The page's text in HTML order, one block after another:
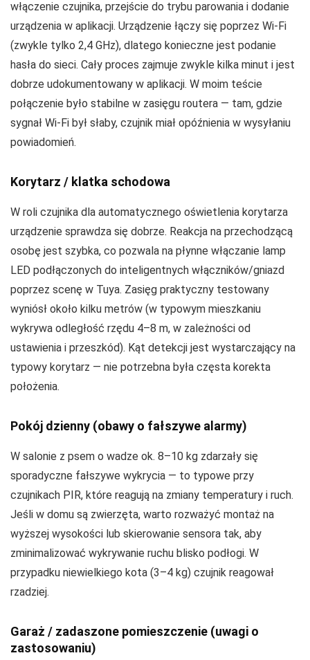
włączenie czujnika, przejście do trybu parowania i dodanie
urządzenia w aplikacji. Urządzenie łączy się poprzez Wi‑Fi
(zwykle tylko 2,4 GHz), dlatego konieczne jest podanie
hasła do sieci. Cały proces zajmuje zwykle kilka minut i jest
dobrze udokumentowany w aplikacji. W moim teście
połączenie było stabilne w zasięgu routera — tam, gdzie
sygnał Wi‑Fi był słaby, czujnik miał opóźnienia w wysyłaniu
powiadomień.
Korytarz / klatka schodowa
W roli czujnika dla automatycznego oświetlenia korytarza
urządzenie sprawdza się dobrze. Reakcja na przechodzącą
osobę jest szybka, co pozwala na płynne włączanie lamp
LED podłączonych do inteligentnych włączników/gniazd
poprzez scenę w Tuya. Zasięg praktyczny testowany
wyniósł około kilku metrów (w typowym mieszkaniu
wykrywa odległość rzędu 4–8 m, w zależności od
ustawienia i przeszkód). Kąt detekcji jest wystarczający na
typowy korytarz — nie potrzebna była częsta korekta
położenia.
Pokój dzienny (obawy o fałszywe alarmy)
W salonie z psem o wadze ok. 8–10 kg zdarzały się
sporadyczne fałszywe wykrycia — to typowe przy
czujnikach PIR, które reagują na zmiany temperatury i ruch.
Jeśli w domu są zwierzęta, warto rozważyć montaż na
wyższej wysokości lub skierowanie sensora tak, aby
zminimalizować wykrywanie ruchu blisko podłogi. W
przypadku niewielkiego kota (3–4 kg) czujnik reagował
rzadziej.
Garaż / zadaszone pomieszczenie (uwagi o
zastosowaniu)